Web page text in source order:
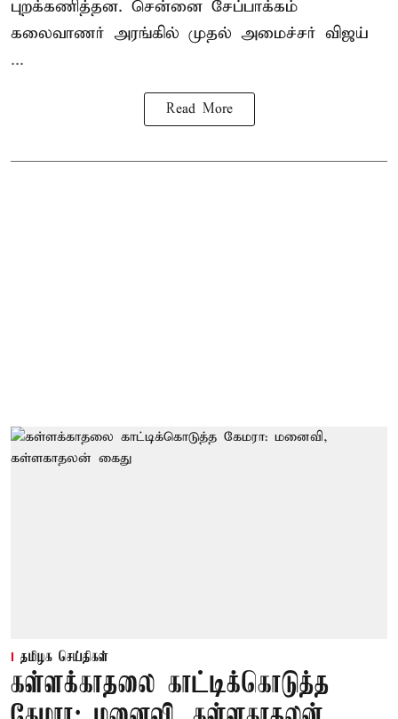
புறக்கணித்தன. சென்னை சேப்பாக்கம்
கலைவாணர் அரங்கில் முதல் அமைச்சர் விஜய்
...
Read More
தமிழக செய்திகள்
கள்ளக்காதலை காட்டிக்கொடுத்த